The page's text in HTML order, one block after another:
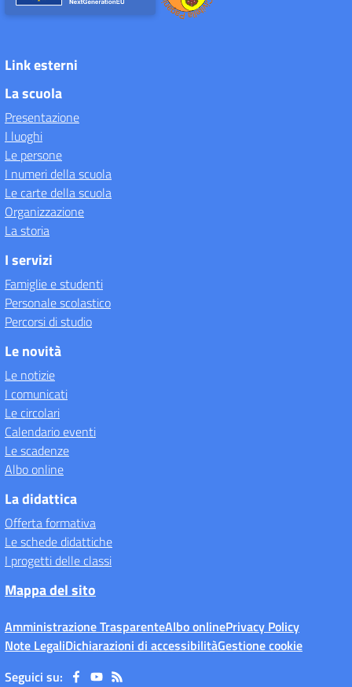
Link esterni
La scuola
Presentazione
I luoghi
Le persone
I numeri della scuola
Le carte della scuola
Organizzazione
La storia
I servizi
Famiglie e studenti
Personale scolastico
Percorsi di studio
Le novità
Le notizie
I comunicati
Le circolari
Calendario eventi
Le scadenze
Albo online
La didattica
Offerta formativa
Le schede didattiche
I progetti delle classi
Mappa del sito
Amministrazione TrasparenteAlbo onlinePrivacy Policy
Note LegaliDichiarazioni di accessibilitàGestione cookie
Seguici su: